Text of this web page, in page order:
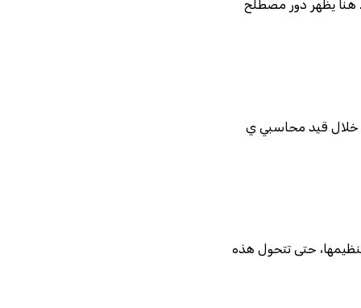
هنا يظهر دور مصطلح
خلال قيد محاسبي ي
حتى تتحول هذه